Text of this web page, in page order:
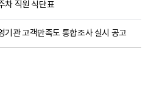
차 직원 식단표
기관 고객만족도 통합조사 실시 공고